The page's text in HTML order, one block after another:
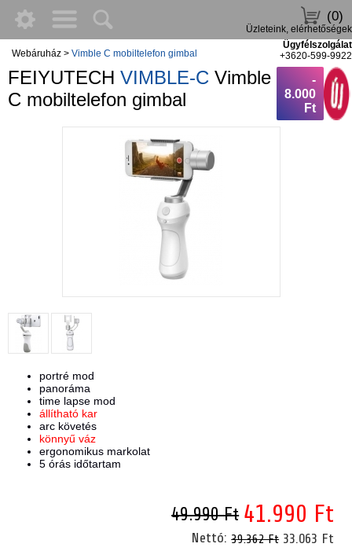
(0)
Üzleteink, elérhetőségek
Ügyfélszolgálat
+3620-599-9922
Webáruház > Vimble C mobiltelefon gimbal
FEIYUTECH VIMBLE-C Vimble
C mobiltelefon gimbal
-
8.000
Ft
portré mod
panoráma
time lapse mod
állítható kar
arc követés
könnyű váz
ergonomikus markolat
5 órás időtartam
49.990 Ft 41.990 Ft
Nettó:39.362 Ft 33.063 Ft